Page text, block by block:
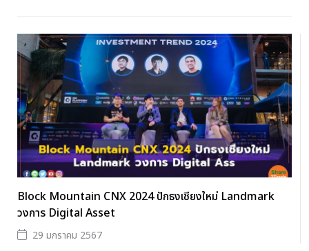
Block Mountain CNX 2024 ปักธงเชียงใหม่ Landmark
วงการ Digital Asset
29 มกราคม 2567